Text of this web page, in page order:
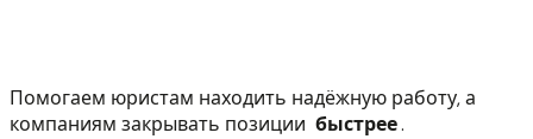
Помогаем юристам находить надёжную работу, а
компаниям закрывать позиции быстрее.